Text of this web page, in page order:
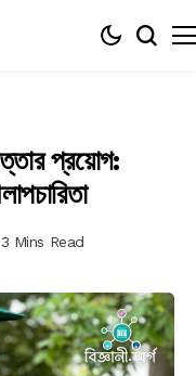
প্রয়োগ:
3 Mins Read